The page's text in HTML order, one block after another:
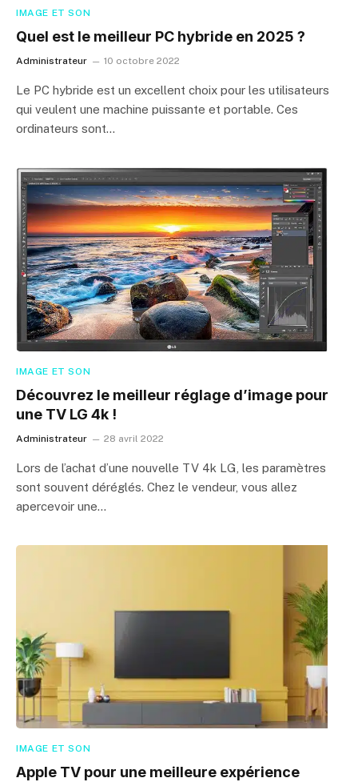
IMAGE ET SON
Quel est le meilleur PC hybride en 2025 ?
Administrateur 10 octobre 2022
Le PC hybride est un excellent choix pour les utilisateurs
qui veulent une machine puissante et portable. Ces
ordinateurs sont…
IMAGE ET SON
Découvrez le meilleur réglage d’image pour
une TV LG 4k !
Administrateur 28 avril 2022
Lors de l’achat d’une nouvelle TV 4k LG, les paramètres
sont souvent déréglés. Chez le vendeur, vous allez
apercevoir une…
IMAGE ET SON
Apple TV pour une meilleure expérience